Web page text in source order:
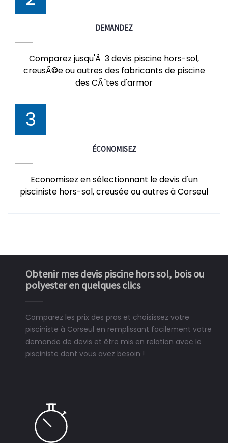
DEMANDEZ
Comparez jusqu'Ã 3 devis piscine hors-sol,
creusÃ©e ou autres des fabricants de piscine
des CÃ´tes d'armor
3
ÉCONOMISEZ
Economisez en sélectionnant le devis d'un
pisciniste hors-sol, creusée ou autres à Corseul
Obtenir mes devis piscine hors sol, bois ou
polyester en quelques clics
Comparez les prix des pros et choisissez votre
pisciniste à Corseul en remplissant facilement votre
demande de devis et être mis en relation avec le
pisciniste dont vous avez besoin !